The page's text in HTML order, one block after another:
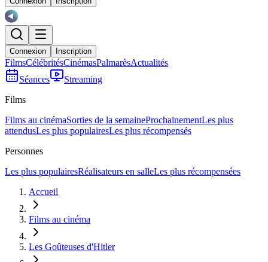
Connexion Inscription
FilmsCélébritésCinémasPalmarèsActualités
Séances
Streaming
Films
Films au cinémaSorties de la semaineProchainementLes plus
attendusLes plus populairesLes plus récompensés
Personnes
Les plus populairesRéalisateurs en salleLes plus récompensées
Accueil
Films au cinéma
Les Goûteuses d'Hitler